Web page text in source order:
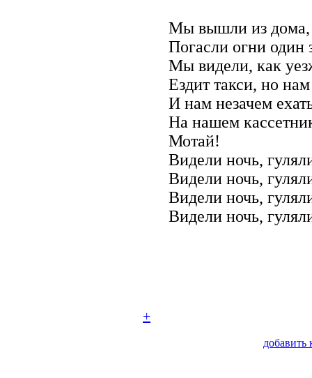
Мы вышли из дома,
Погасли огни один
Мы видели, как
Ездит такси, но
И нам незачем
На нашем
Мотай!
Видели ночь,
Видели ночь,
Видели ночь,
Видели ночь,
+
добавить